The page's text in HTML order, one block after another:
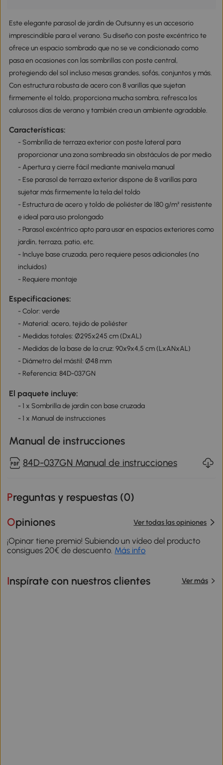
Este elegante parasol de jardín de Outsunny es un accesorio
imprescindible para el verano. Su diseño con poste excéntrico te
ofrece un espacio sombrado que no se ve condicionado como
pasa en ocasiones con las sombrillas con poste central,
protegiendo del sol incluso mesas grandes, sofás, conjuntos y más.
Con estructura robusta de acero con 8 varillas que sujetan
firmemente el toldo, proporciona mucha sombra, refresca los
calurosos días de verano y también crea un ambiente agradable.
Características:
- Sombrilla de terraza exterior con poste lateral para
proporcionar una zona sombreada sin obstáculos de por medio
- Apertura y cierre fácil mediante manivela manual
- Ese parasol de terraza exterior dispone de 8 varillas para
sujetar más firmemente la tela del toldo
- Estructura de acero y toldo de poliéster de 180 g/m² resistente
e ideal para uso prolongado
- Parasol excéntrico apto para usar en espacios exteriores como
jardín, terraza, patio, etc.
- Incluye base cruzada, pero requiere pesos adicionales (no
incluidos)
- Requiere montaje
Especificaciones:
- Color: verde
- Material: acero, tejido de poliéster
- Medidas totales: Ø295x245 cm (DxAL)
- Medidas de la base de la cruz: 90x9x4,5 cm (LxANxAL)
- Diámetro del mástil: Ø48 mm
- Referencia: 84D-037GN
El paquete incluye:
- 1 x Sombrilla de jardín con base cruzada
- 1 x Manual de instrucciones
Manual de instrucciones
84D-037GN Manual de instrucciones
Preguntas y respuestas (0)
Opiniones Ver todas las opiniones
¡Opinar tiene premio! Subiendo un vídeo del producto
consigues 20€ de descuento. Más info
Inspírate con nuestros clientes Ver más